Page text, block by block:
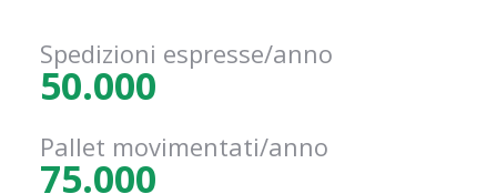
Spedizioni espresse/anno
50.000
Pallet movimentati/anno
75.000